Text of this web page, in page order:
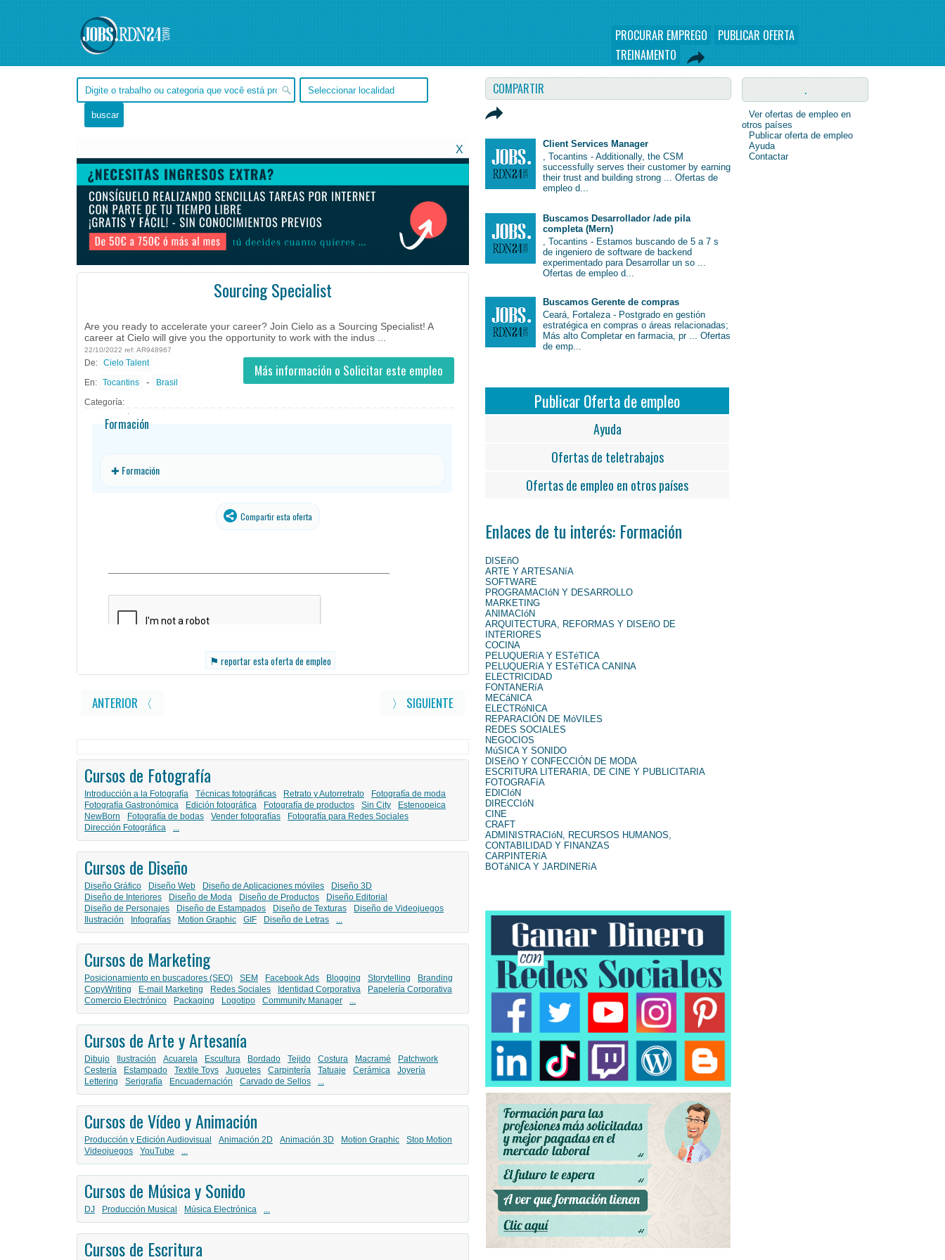
PROCURAR EMPREGO
PUBLICAR OFERTA
TREINAMENTO
X
Sourcing Specialist
Are you ready to accelerate your career? Join Cielo as a Sourcing Specialist! A
career at Cielo will give you the opportunity to work with the indus ...
22/10/2022 ref: AR948967
Más información o Solicitar este empleo
De: Cielo Talent
En: Tocantins -
Brasil
Categoría:
Formación
✚ Formación
Compartir esta oferta
⚑ reportar esta oferta de empleo
ANTERIOR 〈 〉 SIGUIENTE
Cursos de Fotografía
Introducción a la Fotografía Técnicas fotográficas Retrato y Autorretrato
Fotografía de moda
Fotografía Gastronómica
Edición fotográfica Fotografía de productos Sin City
Estenopeica
NewBorn
Fotografía de bodas Vender fotografías
Fotografía para Redes Sociales
Dirección Fotográfica
...
Cursos de Diseño
Diseño Gráfico Diseño Web Diseño de Aplicaciones móviles
Diseño 3D
Diseño de Interiores
Diseño de Moda Diseño de Productos
Diseño Editorial
Diseño de Personajes
Diseño de Estampados Diseño de Texturas
Diseño de Videojuegos
Ilustración
Infografías Motion Graphic GIF Diseño de Letras ...
Cursos de Marketing
Posicionamiento en buscadores (SEO) SEM Facebook Ads Blogging Storytelling
Branding
CopyWriting
E-mail Marketing Redes Sociales Identidad Corporativa
Papelería Corporativa
Comercio Electrónico
Packaging Logotipo Community Manager ...
Cursos de Arte y Artesanía
Dibujo Ilustración Acuarela Escultura Bordado Tejido Costura Macramé
Patchwork
Cestería
Estampado Textile Toys Juguetes Carpintería Tatuaje Cerámica
Joyería
Lettering
Serigrafía Encuadernación Carvado de Sellos ...
Cursos de Vídeo y Animación
Producción y Edición Audiovisual Animación 2D Animación 3D Motion Graphic
Stop Motion
Videojuegos
YouTube ...
Cursos de Música y Sonido
DJ Producción Musical Música Electrónica ...
Cursos de Escritura
COMPARTIR
Client Services Manager
, Tocantins - Additionally, the CSM
successfully serves their customer by earning
their trust and building strong ... Ofertas de
empleo d...
Buscamos Desarrollador /ade pila
completa (Mern)
, Tocantins - Estamos buscando de 5 a 7 s
de ingeniero de software de backend
experimentado para Desarrollar un so ...
Ofertas de empleo d...
Buscamos Gerente de compras
Ceará, Fortaleza - Postgrado en gestión
estratégica en compras o áreas relacionadas;
Más alto Completar en farmacia, pr ... Ofertas
de emp...
Publicar Oferta de empleo
Ayuda
Ofertas de teletrabajos
Ofertas de empleo en otros países
Enlaces de tu interés: Formación
DISEñO
ARTE Y ARTESANíA
SOFTWARE
PROGRAMACIóN Y DESARROLLO
MARKETING
ANIMACIóN
ARQUITECTURA, REFORMAS Y DISEñO DE
INTERIORES
COCINA
PELUQUERíA Y ESTéTICA
PELUQUERíA Y ESTéTICA CANINA
ELECTRICIDAD
FONTANERíA
MECáNICA
ELECTRóNICA
REPARACIÓN DE MóVILES
REDES SOCIALES
NEGOCIOS
MúSICA Y SONIDO
DISEñO Y CONFECCIÓN DE MODA
ESCRITURA LITERARIA, DE CINE Y PUBLICITARIA
FOTOGRAFíA
EDICIóN
DIRECCIóN
CINE
CRAFT
ADMINISTRACIóN, RECURSOS HUMANOS,
CONTABILIDAD Y FINANZAS
CARPINTERíA
BOTáNICA Y JARDINERíA
.
Ver ofertas de empleo en
otros países
Publicar oferta de empleo
Ayuda
Contactar